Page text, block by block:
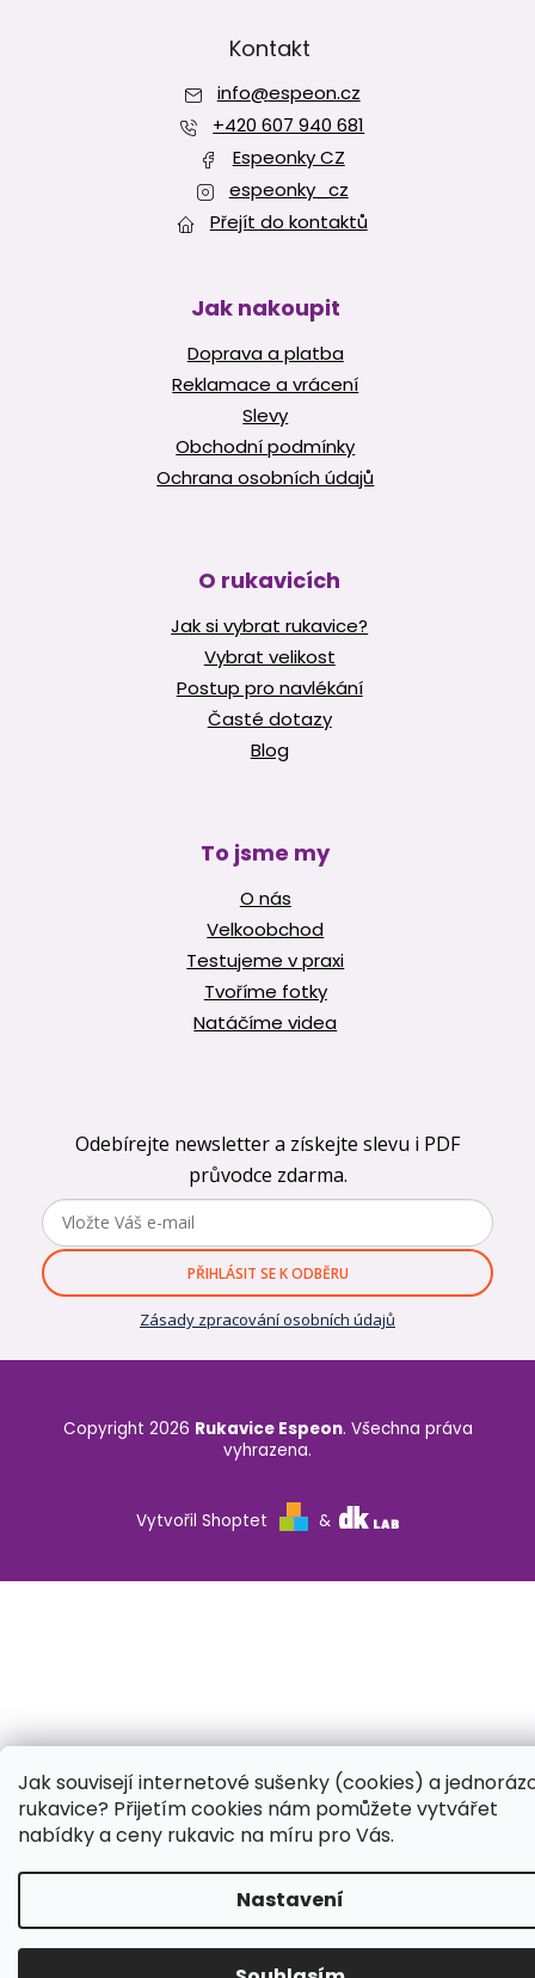
Jak souvisejí internetové sušenky (cookies) a
rukavice? Přijetím cookies nám pomůžete vytvářet
nabídky a ceny rukavic na míru pro Vás.
Nastavení
v
ý
p
i
s
u
Kontakt
info@espeon.cz
+420 607 940 681
Espeonky CZ
espeonky_cz
Přejít do kontaktů
Jak nakoupit
Doprava a platba
Reklamace a vrácení
Slevy
Obchodní podmínky
Ochrana osobních údajů
O rukavicích
Jak si vybrat rukavice?
Vybrat velikost
Postup pro navlékání
Časté dotazy
Blog
To jsme my
O nás
Velkoobchod
Testujeme v praxi
Tvoříme fotky
Natáčíme videa
Odebírejte newsletter a získejte slevu i PDF
průvodce zdarma.
PŘIHLÁSIT SE K ODBĚRU
Zásady zpracování osobních údajů
Vytvořil Shoptet &
Copyright 2026 Rukavice Espeon. Všechna práva
vyhrazena.